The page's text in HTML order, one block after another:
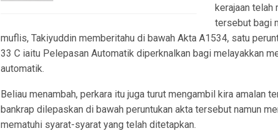
kerajaan telah
tersebut bagi
muflis, Takiyuddin memberitahu di bawah Akta A1534, satu
33 C iaitu Pelepasan Automatik diperknalkan bagi melayakkan
automatik.
Beliau menambah, perkara itu juga turut mengambil kira amalan
bankrap dilepaskan di bawah peruntukan akta tersebut namun
mematuhi syarat-syarat yang telah ditetapkan.